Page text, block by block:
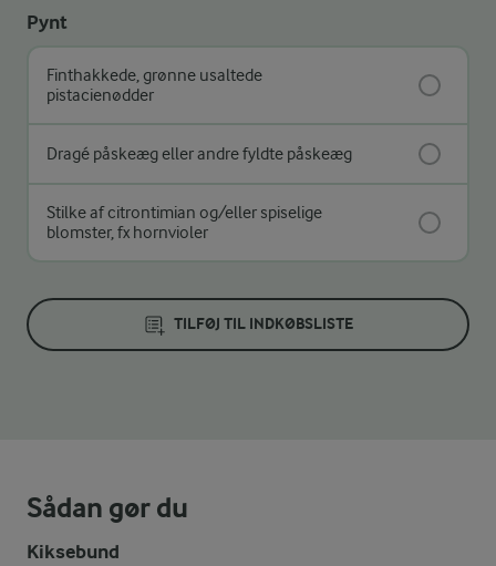
Pynt
Finthakkede, grønne usaltede
pistacienødder
Dragé påskeæg eller andre fyldte påskeæg
Stilke af citrontimian og/eller spiselige
blomster, fx hornvioler
TILFØJ TIL INDKØBSLISTE
Sådan gør du
Kiksebund